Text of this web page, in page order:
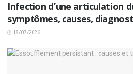
Infection d’une articulation
symptômes, causes,
18/07/2026